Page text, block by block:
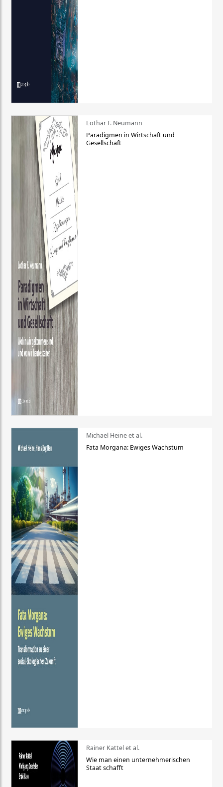
Lothar F. Neumann
Paradigmen in Wirtschaft und
Gesellschaft
Michael Heine et al.
Fata Morgana: Ewiges Wachstum
Rainer Kattel et al.
Wie man einen unternehmerischen
Staat schafft